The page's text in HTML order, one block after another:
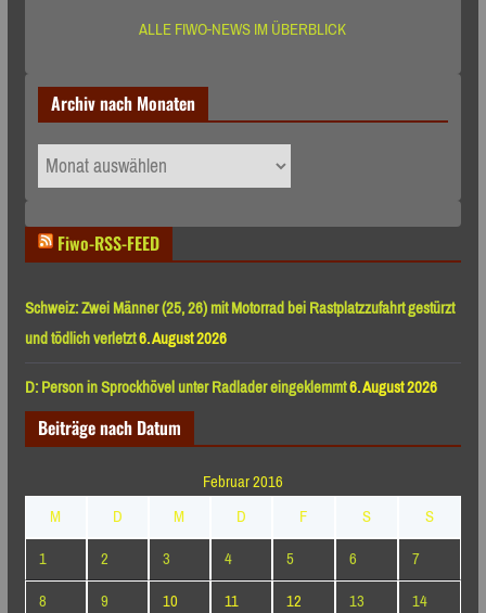
ALLE FIWO-NEWS IM ÜBERBLICK
Archiv nach Monaten
Archiv
nach
Fiwo-RSS-FEED
Schweiz: Zwei Männer (25, 26) mit Motorrad bei Rastplatzzufahrt gestürzt
und tödlich verletzt6. August 2026
D: Person in Sprockhövel unter Radlader eingeklemmt6. August 2026
Beiträge nach Datum
Februar 2016
M
D M D F S
S
1
2 3 4 5 6
7
8
9 10 11 12 13 14